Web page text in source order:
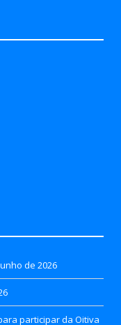
de 2026
participar da Oitiva